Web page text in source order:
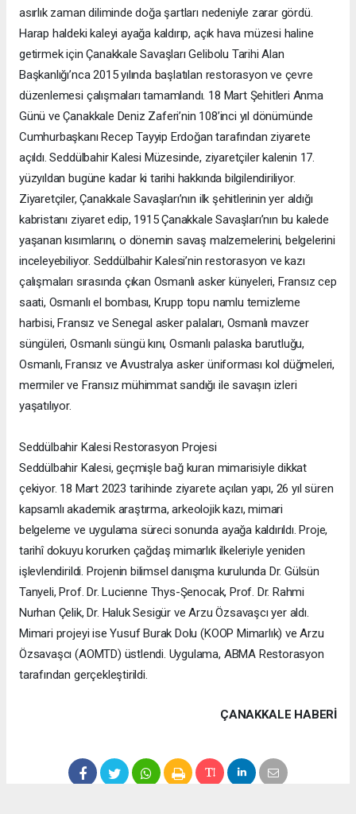
asırlık zaman diliminde doğa şartları nedeniyle zarar gördü.
Harap haldeki kaleyi ayağa kaldırıp, açık hava müzesi haline
getirmek için Çanakkale Savaşları Gelibolu Tarihi Alan
Başkanlığı’nca 2015 yılında başlatılan restorasyon ve çevre
düzenlemesi çalışmaları tamamlandı. 18 Mart Şehitleri Anma
Günü ve Çanakkale Deniz Zaferi’nin 108’inci yıl dönümünde
Cumhurbaşkanı Recep Tayyip Erdoğan tarafından ziyarete
açıldı. Seddülbahir Kalesi Müzesinde, ziyaretçiler kalenin 17.
yüzyıldan bugüne kadar ki tarihi hakkında bilgilendiriliyor.
Ziyaretçiler, Çanakkale Savaşları’nın ilk şehitlerinin yer aldığı
kabristanı ziyaret edip, 1915 Çanakkale Savaşları’nın bu kalede
yaşanan kısımlarını, o dönemin savaş malzemelerini, belgelerini
inceleyebiliyor. Seddülbahir Kalesi’nin restorasyon ve kazı
çalışmaları sırasında çıkan Osmanlı asker künyeleri, Fransız cep
saati, Osmanlı el bombası, Krupp topu namlu temizleme
harbisi, Fransız ve Senegal asker palaları, Osmanlı mavzer
süngüleri, Osmanlı süngü kını, Osmanlı palaska barutluğu,
Osmanlı, Fransız ve Avustralya asker üniforması kol düğmeleri,
mermiler ve Fransız mühimmat sandığı ile savaşın izleri
yaşatılıyor.
Seddülbahir Kalesi Restorasyon Projesi
Seddülbahir Kalesi, geçmişle bağ kuran mimarisiyle dikkat
çekiyor. 18 Mart 2023 tarihinde ziyarete açılan yapı, 26 yıl süren
kapsamlı akademik araştırma, arkeolojik kazı, mimari
belgeleme ve uygulama süreci sonunda ayağa kaldırıldı. Proje,
tarihî dokuyu korurken çağdaş mimarlık ilkeleriyle yeniden
işlevlendirildi. Projenin bilimsel danışma kurulunda Dr. Gülsün
Tanyeli, Prof. Dr. Lucienne Thys-Şenocak, Prof. Dr. Rahmi
Nurhan Çelik, Dr. Haluk Sesigür ve Arzu Özsavaşcı yer aldı.
Mimari projeyi ise Yusuf Burak Dolu (KOOP Mimarlık) ve Arzu
Özsavaşcı (AOMTD) üstlendi. Uygulama, ABMA Restorasyon
tarafından gerçekleştirildi.
ÇANAKKALE HABERİ